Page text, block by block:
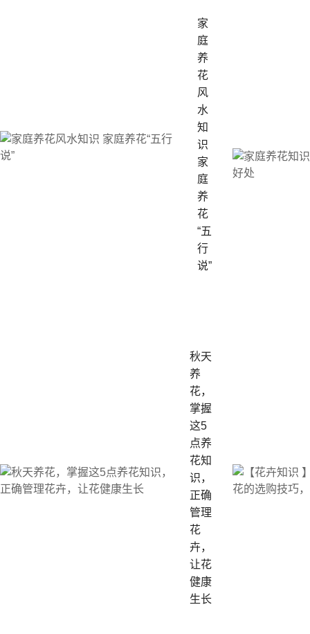
家
庭
养
花
风
水
知
识
家
庭
养
花
“五
行
说”
秋天
养
花，
掌握
这5
点养
花知
识，
正确
管理
花
卉，
让花
健康
生长